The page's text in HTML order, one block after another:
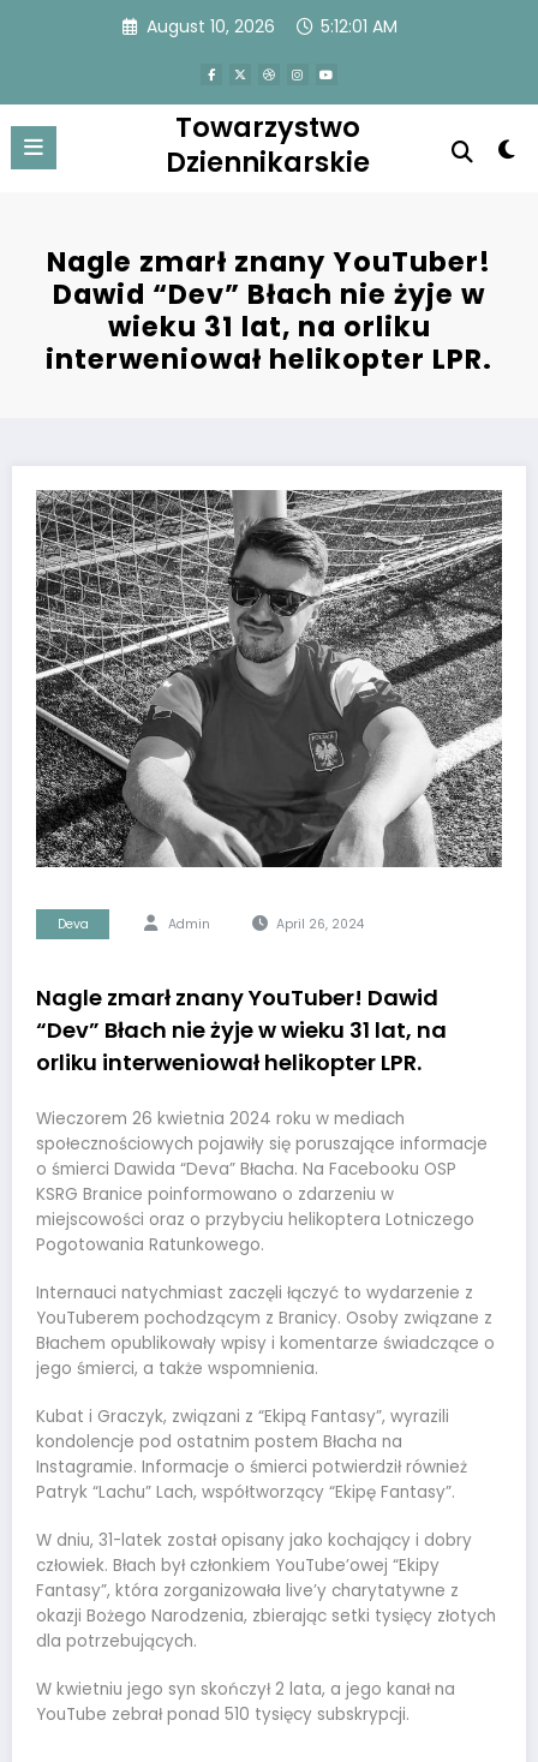
August 10, 2026 5:12:01 AM
Towarzystwo
Dziennikarskie
Nagle zmarł znany YouTuber!
Dawid “Dev” Błach nie żyje w
wieku 31 lat, na orliku
interweniował helikopter LPR.
Deva Admin April 26, 2024
Nagle zmarł znany YouTuber! Dawid
“Dev” Błach nie żyje w wieku 31 lat, na
orliku interweniował helikopter LPR.
Wieczorem 26 kwietnia 2024 roku w mediach
społecznościowych pojawiły się poruszające informacje
o śmierci Dawida “Deva” Błacha. Na Facebooku OSP
KSRG Branice poinformowano o zdarzeniu w
miejscowości oraz o przybyciu helikoptera Lotniczego
Pogotowania Ratunkowego.
Internauci natychmiast zaczęli łączyć to wydarzenie z
YouTuberem pochodzącym z Branicy. Osoby związane z
Błachem opublikowały wpisy i komentarze świadczące o
jego śmierci, a także wspomnienia.
Kubat i Graczyk, związani z “Ekipą Fantasy”, wyrazili
kondolencje pod ostatnim postem Błacha na
Instagramie. Informacje o śmierci potwierdził również
Patryk “Lachu” Lach, współtworzący “Ekipę Fantasy”.
W dniu, 31-latek został opisany jako kochający i dobry
człowiek. Błach był członkiem YouTube’owej “Ekipy
Fantasy”, która zorganizowała live’y charytatywne z
okazji Bożego Narodzenia, zbierając setki tysięcy złotych
dla potrzebujących.
W kwietniu jego syn skończył 2 lata, a jego kanał na
YouTube zebrał ponad 510 tysięcy subskrypcji.